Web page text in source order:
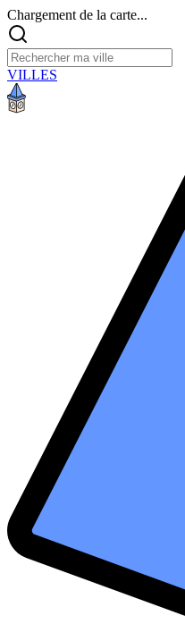
Chargement de la carte...
VILLES